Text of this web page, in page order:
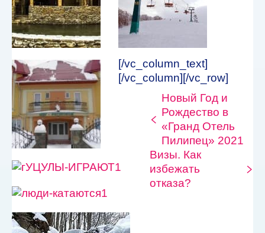
[/vc_column_text]
[/vc_column][/vc_row]
Новый Год и
Рождество в
«Гранд Отель
Пилипец» 2021
Визы. Как
избежать
отказа?